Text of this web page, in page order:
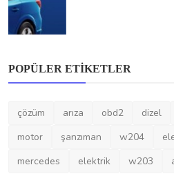
motor
şanzıman w204
OY ANKETI